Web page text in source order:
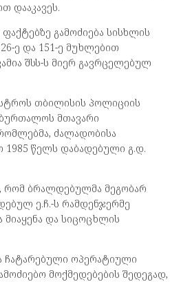
დააკავეს.
გამოძიება სისხლის
ე და 151-ე მუხლებით
შსს-ს მიერ გავრცელებულ
თბილისის პოლიციის
მთავარი
ძალადობისა
1985 წელს დაბადებული გ.დ.
რომ ბრალდებულმა მეგობარ
ე.ჩ.-ს რამდენჯერმე
და სიცოცხლის
ჩატარებული ოპერატიული
მოქმედებების შედეგად,